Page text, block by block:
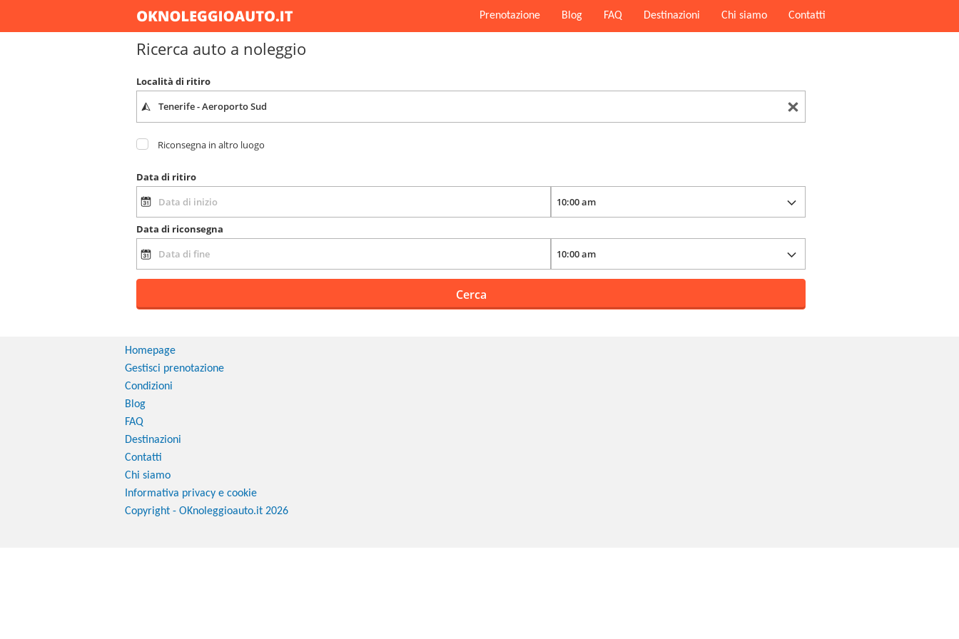
Prenotazione Blog FAQ Destinazioni Chi siamo Contatti
Ricerca auto a noleggio
Località di ritiro
Riconsegna in altro luogo
Data di ritiro
Data di riconsegna
Cerca
Homepage
Gestisci prenotazione
Condizioni
Blog
FAQ
Destinazioni
Contatti
Chi siamo
Informativa privacy e cookie
Copyright - OKnoleggioauto.it 2026